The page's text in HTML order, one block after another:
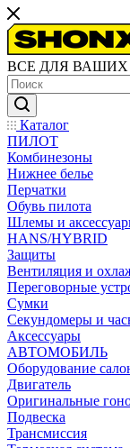
ВСЕ ДЛЯ ВАШИХ
Каталог
ПИЛОТ
Комбинезоны
Нижнее белье
Перчатки
Обувь пилота
Шлемы и
HANS/HYBRID
Защиты
Вентиляция и
Переговорные
Сумки
Секундомеры и
Аксессуары
АВТОМОБИЛЬ
Оборудование
Двигатель
Оригинальные
Подвеска
Трансмиссия